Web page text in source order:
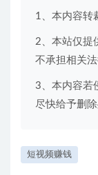
1、本内容转
2、本站仅提
不承担相关法
3、本内容若
尽快给予删除
短视频赚钱